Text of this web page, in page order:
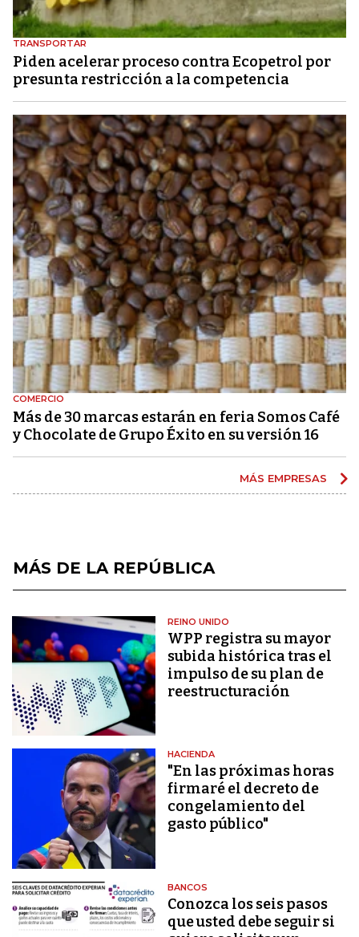
TRANSPORTAR
Piden acelerar proceso contra Ecopetrol por
presunta restricción a la competencia
COMERCIO
Más de 30 marcas estarán en feria Somos Café
y Chocolate de Grupo Éxito en su versión 16
MÁS EMPRESAS
MÁS DE LA REPÚBLICA
REINO UNIDO
WPP registra su mayor
subida histórica tras el
impulso de su plan de
reestructuración
HACIENDA
"En las próximas horas
firmaré el decreto de
congelamiento del
gasto público"
BANCOS
Conozca los seis pasos
que usted debe seguir si